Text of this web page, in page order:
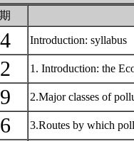
Introduction: syllabus
1. Introduction: the
2.Major classes of
3.Routes by which